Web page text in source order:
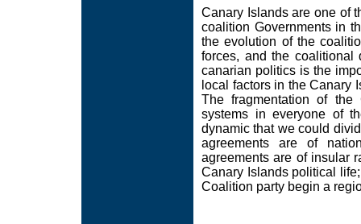
Canary Islands are one of
coalition Governments in
the evolution of the
forces, and the coalitional
canarian politics is the
local factors in the Canary
The fragmentation of the
systems in everyone of
dynamic that we could
agreements are of
agreements are of insular
Canary Islands political
Coalition party begin a